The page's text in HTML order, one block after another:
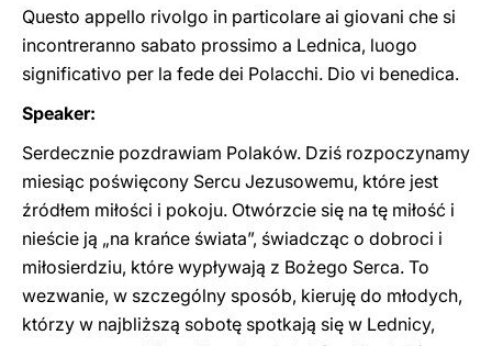
Questo appello rivolgo in particolare ai giovani che si
incontreranno sabato prossimo a Lednica, luogo
significativo per la fede dei Polacchi. Dio vi benedica.
Speaker:
Serdecznie pozdrawiam Polaków. Dziś rozpoczynamy
miesiąc poświęcony Sercu Jezusowemu, które jest
źródłem miłości i pokoju. Otwórzcie się na tę miłość i
nieście ją „na krańce świata”, świadcząc o dobroci i
miłosierdziu, które wypływają z Bożego Serca. To
wezwanie, w szczególny sposób, kieruję do młodych,
którzy w najbliższą sobotę spotkają się w Lednicy,